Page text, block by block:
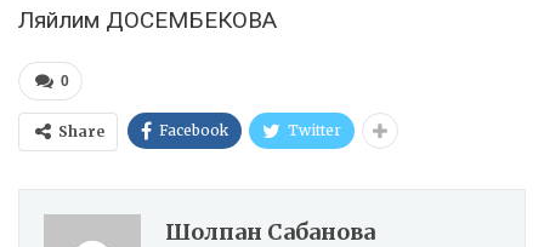
Ляйлим ДОСЕМБЕКОВА
0
Share Facebook Twitter
Шолпан Сабанова